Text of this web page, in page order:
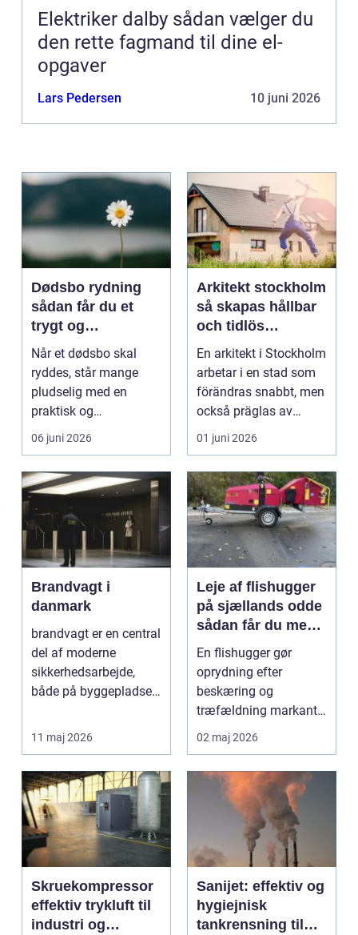
Elektriker dalby sådan vælger du
den rette fagmand til dine el-
opgaver
Lars Pedersen 10 juni 2026
Dødsbo rydning
sådan får du et
trygt og
respektfuldt forløb
Når et dødsbo skal
ryddes, står mange
pludselig med en
praktisk og
følelsesmæssig
opgave på én gang....
06 juni 2026
Arkitekt stockholm
så skapas hållbar
och tidlös
arkitektur i
huvudstaden
En arkitekt i Stockholm
arbetar i en stad som
förändras snabbt, men
också präglas av
starka historis...
01 juni 2026
Brandvagt i
danmark
brandvagt er en central
del af moderne
sikkerhedsarbejde,
både på byggepladser,
11 maj 2026
Leje af flishugger
på sjællands odde
sådan får du mest
ud af arbejdet
En flishugger gør
oprydning efter
beskæring og
træfældning markant
lettere. I stedet for at
bruge we...
02 maj 2026
Skruekompressor
effektiv trykluft til
industri og
Sanijet: effektiv og
hygiejnisk
tankrensning til